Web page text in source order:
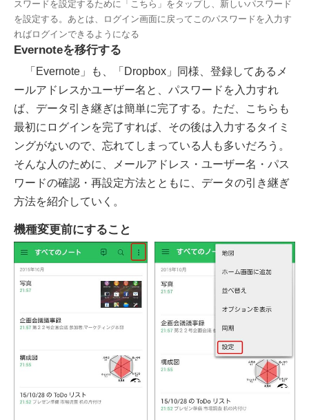
スワードを設定するために「こちら」をタップし、新しいパスワード
を設定する。あとは、ログイン画面に戻ってこのパスワードを入力す
ればログインできるようになる
Evernoteを移行する
「Evernote」も、「Dropbox」同様、登録してあるメ
ールアドレスかユーザー名と、パスワードを入力すれ
ば、データ引き継ぎは簡単に完了する。ただ、こちらも
最初にログインを完了すれば、その後は入力するタイミ
ングがないので、忘れてしまっている人も多いだろう。
そんな人のために、メールアドレス・ユーザー名・パス
ワードの確認・再設定方法とともに、データの引き継ぎ
方法を紹介していく。
機種変更前にすること